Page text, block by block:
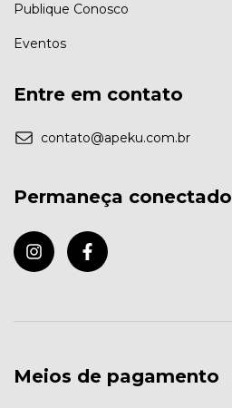
Publique Conosco
Eventos
Entre em contato
contato@apeku.com.br
Permaneça conectado
Meios de pagamento